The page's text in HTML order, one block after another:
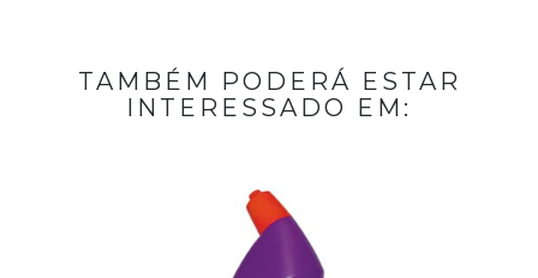
TAMBÉM PODERÁ ESTAR
INTERESSADO EM: